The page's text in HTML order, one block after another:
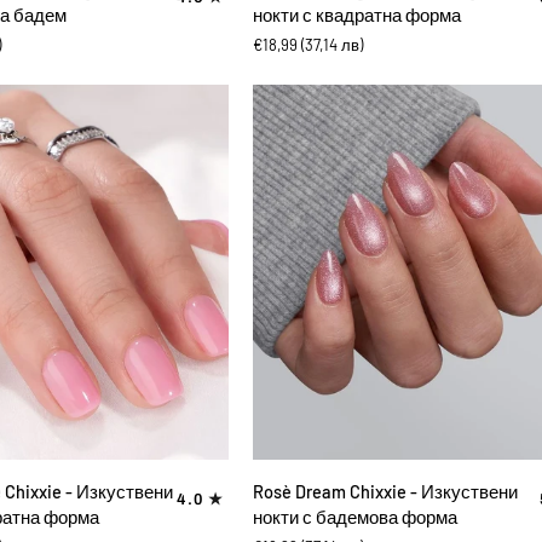
бадем
Chixxie
-
Изкуствени
нокти
с
квадратна
форма
нокти с квадратна форма
€18,99(37,14 лв)
В КОЛИЧКАТА
Chixxie - Изкуствени
форма
4.0
Rosè
Dream
Chixxie
Rosè Dream Chixxie - Изкуствени
нокти с бадемова форма